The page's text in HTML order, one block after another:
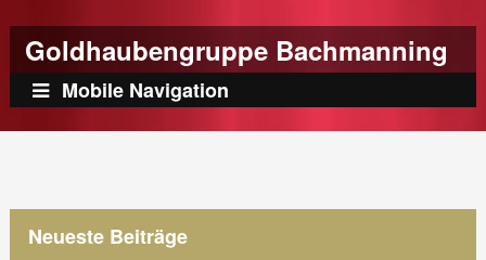
Goldhaubengruppe Bachmanning
Mobile Navigation
Neueste Beiträge